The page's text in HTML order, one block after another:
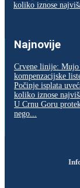
koliko iznose
Najnovije
Crvene linije:
kompenzacijske
Počinje isplata
koliko iznose
U Crnu Goru
nego...